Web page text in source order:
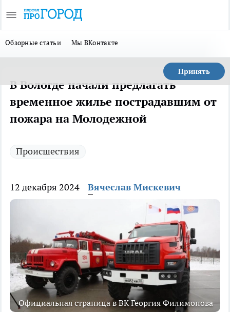
Обзорные статьи Мы ВКонтакте
Принять
В Вологде начали предлагать
временное жилье пострадавшим от
пожара на Молодежной
Происшествия
12 декабря 2024 Вячеслав Мискевич
Официальная страница в ВК Георгия Филимонова